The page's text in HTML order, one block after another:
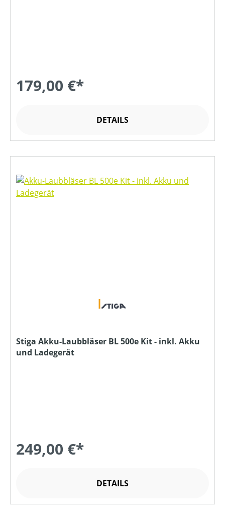
179,00 €*
DETAILS
Stiga Akku-Laubbläser BL 500e Kit - inkl. Akku
und Ladegerät
249,00 €*
DETAILS